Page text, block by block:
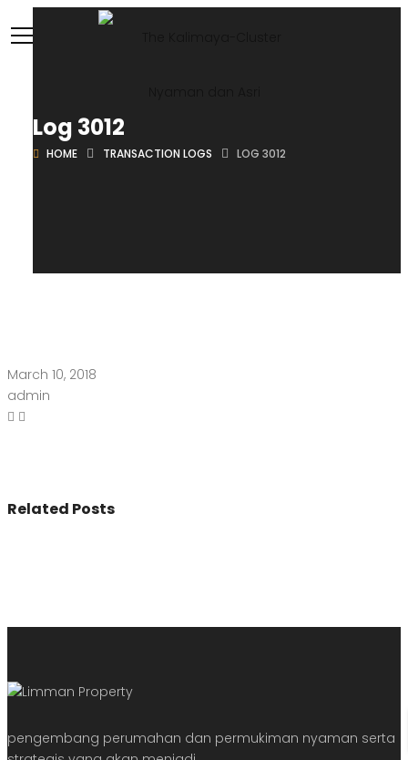
Log 3012
HOME TRANSACTION LOGS LOG 3012
March 10, 2018
admin
Related Posts
pengembang perumahan dan permukiman nyaman serta